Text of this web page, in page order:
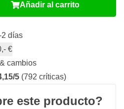
Añadir al carrito
2 días
€
cambios
5 (792 críticas)
este producto?